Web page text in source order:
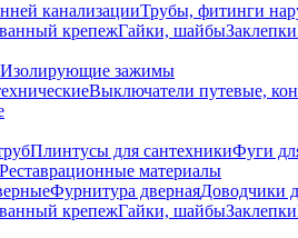
канализацииТрубы, фитинги
крепежГайки, шайбыЗаклепки
Изолирующие зажимы
Выключатели путевые,
Плинтусы для сантехникиФуги
Реставрационные материалы
Фурнитура двернаяДоводчики
крепежГайки, шайбыЗаклепки